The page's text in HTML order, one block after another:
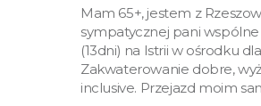
Mam 65+, jestem z
sympatycznej pani
(13dni) na Istrii w ośrodku
Zakwaterowanie dobre,
inclusive. Przejazd moim